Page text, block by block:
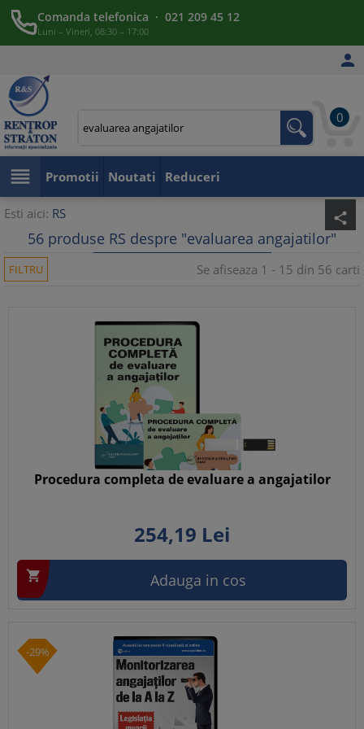
Comanda telefonica · 021 209 45 12
Luni – Vineri, 08:30 – 17:00

0
 Promotii Noutati Reduceri
Esti aici: RS share
56 produse RS despre "evaluarea angajatilor"
FILTRU Se afiseaza 1 - 15 din 56 carti
Procedura completa de evaluare a angajatilor
254,19 Lei
 Adauga in cos
-29%